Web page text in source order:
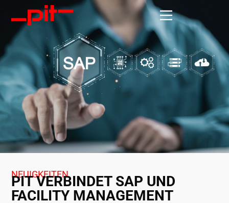
NEUIGKEITEN
PIT VERBINDET SAP UND
FACILITY MANAGEMENT